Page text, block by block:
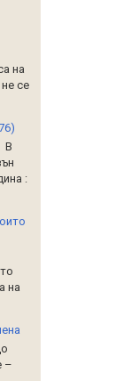
на
се
В
:
на
–